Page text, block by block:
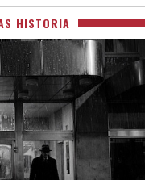
HISTORIA